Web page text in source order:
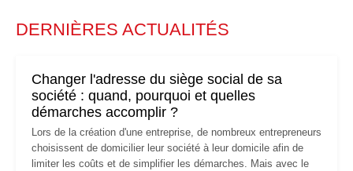
DERNIÈRES ACTUALITÉS
Changer l'adresse du siège social de sa
société : quand, pourquoi et quelles
démarches accomplir ?
Lors de la création d'une entreprise, de nombreux entrepreneurs
choisissent de domicilier leur société à leur domicile afin de
limiter les coûts et de simplifier les démarches. Mais avec le